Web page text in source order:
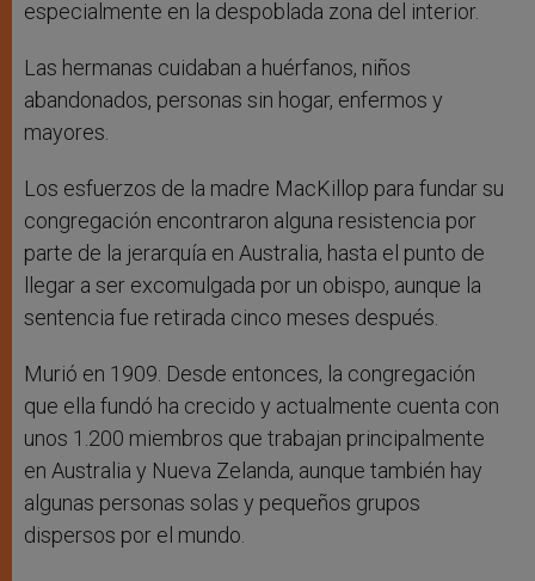
especialmente en la despoblada zona del interior.
Las hermanas cuidaban a huérfanos, niños
abandonados, personas sin hogar, enfermos y
mayores.
Los esfuerzos de la madre MacKillop para fundar su
congregación encontraron alguna resistencia por
parte de la jerarquía en Australia, hasta el punto de
llegar a ser excomulgada por un obispo, aunque la
sentencia fue retirada cinco meses después.
Murió en 1909. Desde entonces, la congregación
que ella fundó ha crecido y actualmente cuenta con
unos 1.200 miembros que trabajan principalmente
en Australia y Nueva Zelanda, aunque también hay
algunas personas solas y pequeños grupos
dispersos por el mundo.